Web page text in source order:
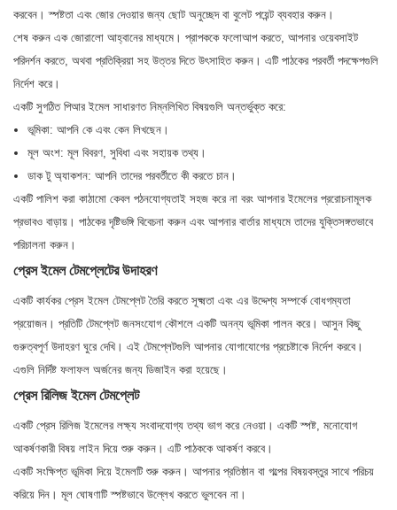
করবেন। স্পষ্টতা এবং জোর দেওয়ার জন্য ছোট অনুচ্ছেদ বা বুলেট পয়েন্ট ব্যবহার করুন।
শেষ করুন এক জোরালো আহ্বানের মাধ্যমে। প্রাপককে ফলোআপ করতে, আপনার ওয়েবসাইট
পরিদর্শন করতে, অথবা প্রতিক্রিয়া সহ উত্তর দিতে উৎসাহিত করুন। এটি পাঠকের পরবর্তী পদক্ষেপগুলি
নির্দেশ করে।
একটি সুগঠিত পিআর ইমেল সাধারণত নিম্নলিখিত বিষয়গুলি অন্তর্ভুক্ত করে:
ভূমিকা: আপনি কে এবং কেন লিখছেন।
মূল অংশ: মূল বিবরণ, সুবিধা এবং সহায়ক তথ্য।
ডাক টু অ্যাকশন: আপনি তাদের পরবর্তীতে কী করতে চান।
একটি পালিশ করা কাঠামো কেবল পঠনযোগ্যতাই সহজ করে না বরং আপনার ইমেলের প্ররোচনামূলক
প্রভাবও বাড়ায়। পাঠকের দৃষ্টিভঙ্গি বিবেচনা করুন এবং আপনার বার্তার মাধ্যমে তাদের যুক্তিসঙ্গতভাবে
পরিচালনা করুন।
প্রেস ইমেল টেমপ্লেটের উদাহরণ
একটি কার্যকর প্রেস ইমেল টেমপ্লেট তৈরি করতে সূক্ষ্মতা এবং এর উদ্দেশ্য সম্পর্কে বোধগম্যতা
প্রয়োজন। প্রতিটি টেমপ্লেট জনসংযোগ কৌশলে একটি অনন্য ভূমিকা পালন করে। আসুন কিছু
গুরুত্বপূর্ণ উদাহরণ ঘুরে দেখি। এই টেমপ্লেটগুলি আপনার যোগাযোগের প্রচেষ্টাকে নির্দেশ করবে।
এগুলি নির্দিষ্ট ফলাফল অর্জনের জন্য ডিজাইন করা হয়েছে।
প্রেস রিলিজ ইমেল টেমপ্লেট
একটি প্রেস রিলিজ ইমেলের লক্ষ্য সংবাদযোগ্য তথ্য ভাগ করে নেওয়া। একটি স্পষ্ট, মনোযোগ
আকর্ষণকারী বিষয় লাইন দিয়ে শুরু করুন। এটি পাঠককে আকর্ষণ করবে।
একটি সংক্ষিপ্ত ভূমিকা দিয়ে ইমেলটি শুরু করুন। আপনার প্রতিষ্ঠান বা গল্পের বিষয়বস্তুর সাথে পরিচয়
করিয়ে দিন। মূল ঘোষণাটি স্পষ্টভাবে উল্লেখ করতে ভুলবেন না।